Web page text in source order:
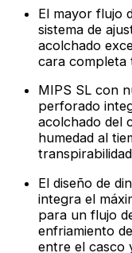
El mayor flujo
sistema de
acolchado
cara completa
MIPS SL con
perforado
acolchado del
humedad al
El diseño de
integra el
para un flujo
enfriamiento
entre el casco